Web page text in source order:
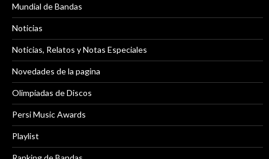
Mundial de Bandas
Noticias
Noticias, Relatos y Notas Especiales
Novedades de la pagina
Olimpiadas de Discos
Persi Music Awards
Playlist